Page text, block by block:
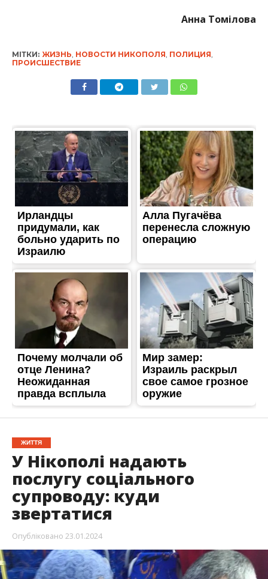
Анна Томілова
МІТКИ: ЖИЗНЬ НОВОСТИ НИКОПОЛЯ ПОЛИЦИЯ
ПРОИСШЕСТВИЕ
ЖИТТЯ
У Нікополі надають
послугу соціального
супроводу: куди
звертатися
Опубліковано 23.01.2024